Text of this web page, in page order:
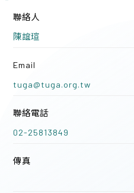
聯絡人
陳誼瑄
Email
tuga@tuga.org.tw
聯絡電話
02-25813849
傳真